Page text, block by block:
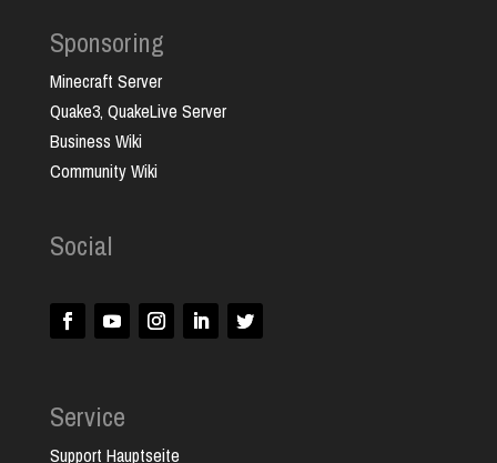
Sponsoring
Minecraft Server
Quake3, QuakeLive Server
Business Wiki
Community Wiki
Social
Service
Support Hauptseite